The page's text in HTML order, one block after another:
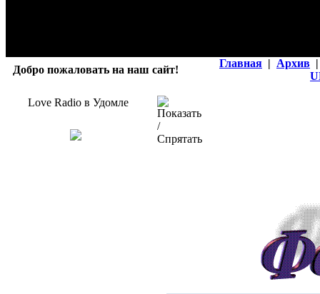
Добро пожаловать на наш сайт!
Главная | Архив |
Love Radio в Удомле